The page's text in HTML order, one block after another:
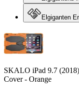
Elgiganten
SKALO iPad 9.7
Cover - Orange